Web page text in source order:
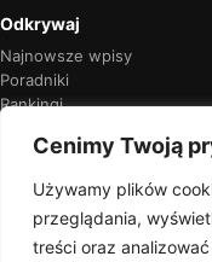
Cenimy Twoją
Używamy plików
przeglądania,
treści oraz
Odkrywaj
Najnowsze wpisy
Poradniki
Rankingi
Przejrzyste